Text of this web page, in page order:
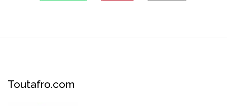
Toutafro.com